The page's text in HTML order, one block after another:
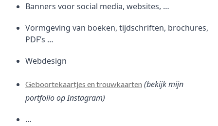
Banners voor social media, websites, …
Vormgeving van boeken, tijdschriften, brochures,
PDF’s …
Webdesign
Geboortekaartjes en trouwkaarten (bekijk mijn
portfolio op Instagram)
…